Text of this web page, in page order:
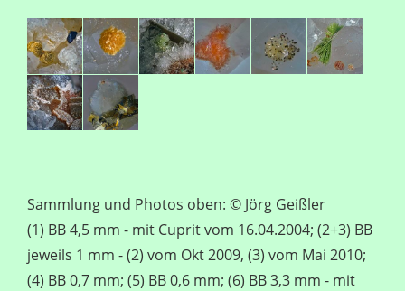
Sammlung und Photos oben: © Jörg Geißler
(1) BB 4,5 mm - mit Cuprit vom 16.04.2004; (2+3) BB
jeweils 1 mm - (2) vom Okt 2009, (3) vom Mai 2010;
(4) BB 0,7 mm; (5) BB 0,6 mm; (6) BB 3,3 mm - mit